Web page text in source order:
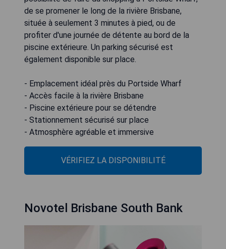
de se promener le long de la rivière Brisbane,
située à seulement 3 minutes à pied, ou de
profiter d'une journée de détente au bord de la
piscine extérieure. Un parking sécurisé est
également disponible sur place.
- Emplacement idéal près du Portside Wharf
- Accès facile à la rivière Brisbane
- Piscine extérieure pour se détendre
- Stationnement sécurisé sur place
- Atmosphère agréable et immersive
VÉRIFIEZ LA DISPONIBILITÉ
Novotel Brisbane South Bank